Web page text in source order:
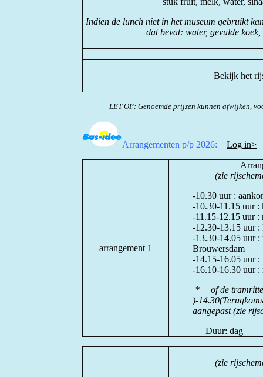
Indien de lunch niet in het museum gebruikt
dat bevat: water, gevulde
Bekijk het
LET OP: Genoemde prijzen kunnen afwijken,
Arrangementen p/p 2026: Log in>
arrangement 1
(zie
-10.30 uur :
-10.30-11.15 uur :
-11.15-12.15 uur :
-12.30-13.15 uur :
-13.30-14.05 uur :
Brouwersdam
-14.15-16.05 uur :
-16.10-16.30 uur
* = of de
)-
aangepast (zie
Duur:
(zie